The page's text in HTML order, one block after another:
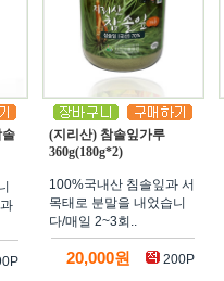
(지리산) 참솔잎가루
360g(180g*2)
100%국내산 침솔잎과 서
목태로 분말을 내었습니
다/매일 2~3회..
20,000원 200P